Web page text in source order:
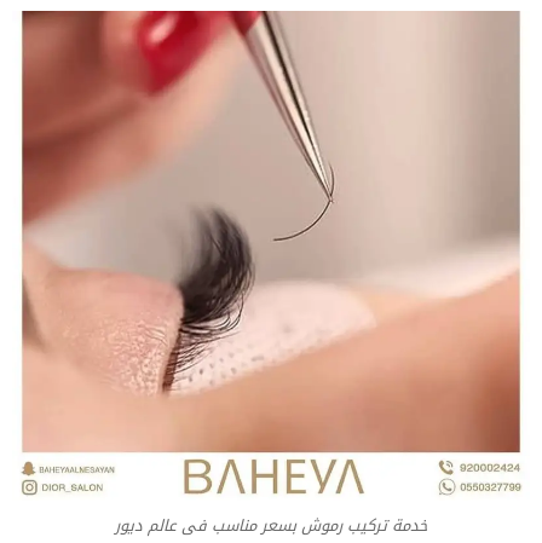
خدمة تركيب رموش بسعر مناسب فى عالم ديور